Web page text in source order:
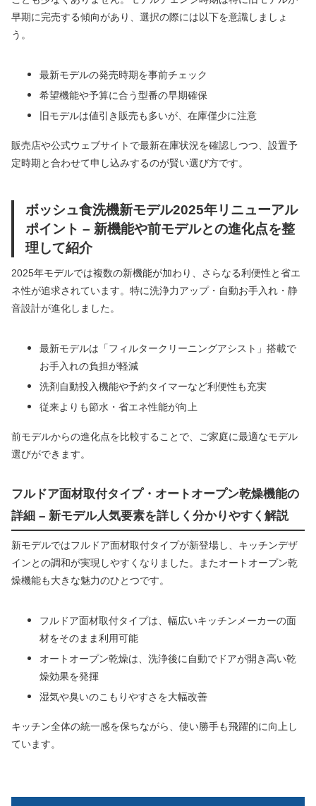
早期に完売する傾向があり、選択の際には以下を意識しましょ
う。
最新モデルの発売時期を事前チェック
希望機能や予算に合う型番の早期確保
旧モデルは値引き販売も多いが、在庫僅少に注意
販売店や公式ウェブサイトで最新在庫状況を確認しつつ、設置予
定時期と合わせて申し込みするのが賢い選び方です。
ボッシュ食洗機新モデル2025年リニューアル
ポイント – 新機能や前モデルとの進化点を整
理して紹介
2025年モデルでは複数の新機能が加わり、さらなる利便性と省エ
ネ性が追求されています。特に洗浄力アップ・自動お手入れ・静
音設計が進化しました。
最新モデルは「フィルタークリーニングアシスト」搭載で
お手入れの負担が軽減
洗剤自動投入機能や予約タイマーなど利便性も充実
従来よりも節水・省エネ性能が向上
前モデルからの進化点を比較することで、ご家庭に最適なモデル
選びができます。
フルドア面材取付タイプ・オートオープン乾燥機能の
詳細 – 新モデル人気要素を詳しく分かりやすく解説
新モデルではフルドア面材取付タイプが新登場し、キッチンデザ
インとの調和が実現しやすくなりました。またオートオープン乾
燥機能も大きな魅力のひとつです。
フルドア面材取付タイプは、幅広いキッチンメーカーの面
材をそのまま利用可能
オートオープン乾燥は、洗浄後に自動でドアが開き高い乾
燥効果を発揮
湿気や臭いのこもりやすさを大幅改善
キッチン全体の統一感を保ちながら、使い勝手も飛躍的に向上し
ています。